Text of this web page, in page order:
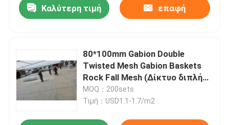
Καλύτερη τιμή επαφή
80*100mm Gabion Double
Twisted Mesh Gabion Baskets
Rock Fall Mesh (Δίκτυο διπλής
στροφής από γαβιοντόξυλο)
MOQ：200sets
Τιμή：USD1.1-1.7/m2